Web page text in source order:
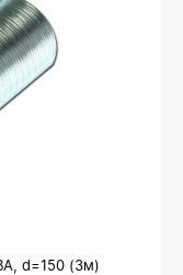
d=150 (3м)